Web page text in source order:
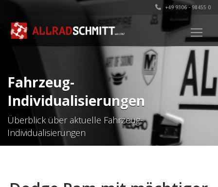
+49 9306 - 98455 0
Fahrzeug-
Individualisierungen
Überblick über aktuelle Fahrzeug-
Individualisierungen